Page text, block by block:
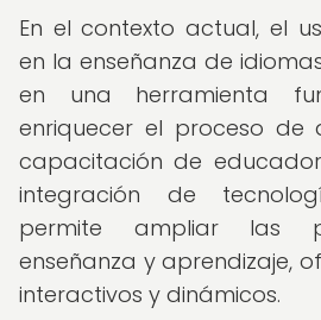
En el contexto actual, el
en la enseñanza de
en una herramienta
enriquecer el proceso de
capacitación de
integración de
permite ampliar las
enseñanza y aprendizaje,
interactivos y dinámicos.